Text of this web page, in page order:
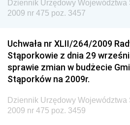
Kolejowego
Technologii
Dziennik Urzędowy Ministra
Dziennik Urzędowy
Państwowych
Dziennik Urzędowy Ministra
Rozwoju
Dziennik Urzędowy
2009 nr 475 poz. 3457
Uchwała nr XLII/264/2009
Stąporkowie z dnia 29
sprawie zmian w budżecie
Stąporków na 2009r.
Dziennik Urzędowy
2009 nr 475 poz. 3459